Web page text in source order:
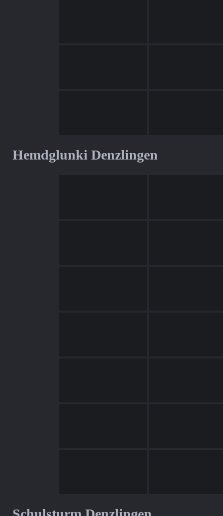
Hemdglunki Denzlingen